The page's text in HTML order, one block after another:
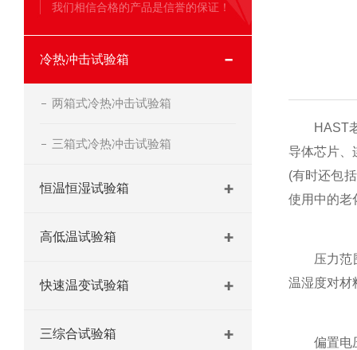
我们相信合格的产品是信誉的保证！
冷热冲击试验箱
两箱式冷热冲击试验箱
三箱式冷热冲击试验箱
恒温恒湿试验箱
高低温试验箱
快速温变试验箱
三综合试验箱
HAST老
导体芯片、
(有时还包
使用中的老
压力范围
温湿度对材
偏置电压